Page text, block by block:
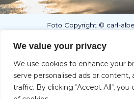
We value your privacy
We use cookies to enhance your
serve personalised ads or content,
traffic. By clicking "Accept All", you
Foto Copyright © carl-